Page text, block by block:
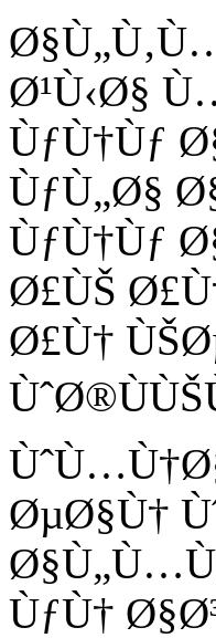
Ø¹Ù‹Ø§
ÙƒÙ†Ùƒ
ÙƒÙ„Ø§
ÙƒÙ†Ùƒ
Ø£ÙŠ
Ø£Ù†
ØµØ§Ù†
ÙƒÙ†